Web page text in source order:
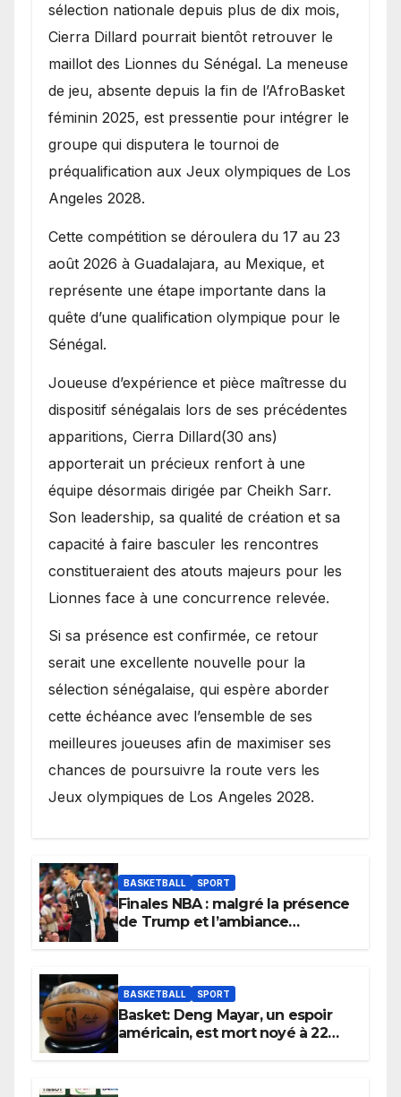
sélection nationale depuis plus de dix mois,
Cierra Dillard pourrait bientôt retrouver le
maillot des Lionnes du Sénégal. La meneuse
de jeu, absente depuis la fin de l’AfroBasket
féminin 2025, est pressentie pour intégrer le
groupe qui disputera le tournoi de
préqualification aux Jeux olympiques de Los
Angeles 2028.
Cette compétition se déroulera du 17 au 23
août 2026 à Guadalajara, au Mexique, et
représente une étape importante dans la
quête d’une qualification olympique pour le
Sénégal.
Joueuse d’expérience et pièce maîtresse du
dispositif sénégalais lors de ses précédentes
apparitions, Cierra Dillard(30 ans)
apporterait un précieux renfort à une
équipe désormais dirigée par Cheikh Sarr.
Son leadership, sa qualité de création et sa
capacité à faire basculer les rencontres
constitueraient des atouts majeurs pour les
Lionnes face à une concurrence relevée.
Si sa présence est confirmée, ce retour
serait une excellente nouvelle pour la
sélection sénégalaise, qui espère aborder
cette échéance avec l’ensemble de ses
meilleures joueuses afin de maximiser ses
chances de poursuivre la route vers les
Jeux olympiques de Los Angeles 2028.
BASKETBALL SPORT
Finales NBA : malgré la présence
de Trump et l’ambiance
BASKETBALL SPORT
Basket: Deng Mayar, un espoir
américain, est mort noyé à 22